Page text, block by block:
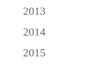
2013
2014
2015